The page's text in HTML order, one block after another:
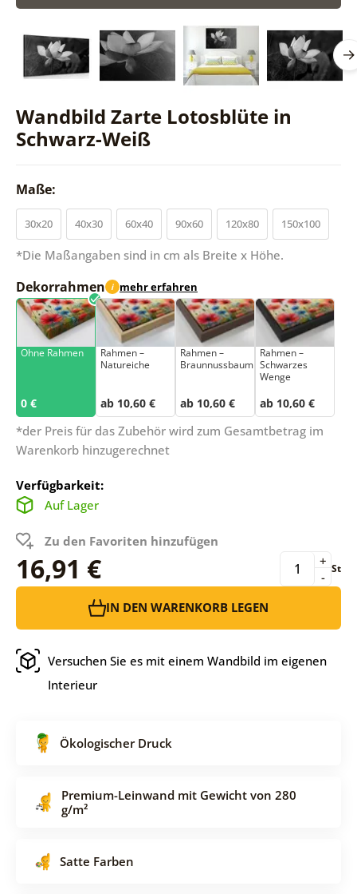
Wandbild Zarte Lotosblüte in
Schwarz-Weiß
Maße:
30x20 40x30 60x40 90x60 120x80 150x100
*Die Maßangaben sind in cm als Breite x Höhe.
Dekorrahmen i mehr erfahren
Ohne Rahmen
0 €
Rahmen –
Natureiche
ab 10,60 €
Rahmen –
Braunnussbaum
ab 10,60 €
Rahmen –
Schwarzes
Wenge
ab 10,60 €
*der Preis für das Zubehör wird zum Gesamtbetrag im
Warenkorb hinzugerechnet
Verfügbarkeit:
Auf Lager
Zu den Favoriten hinzufügen
16,91 € -
+ St
IN DEN WARENKORB LEGEN
Versuchen Sie es mit einem Wandbild im eigenen
Interieur
Ökologischer Druck
Premium-Leinwand mit Gewicht von 280
g/m²
Satte Farben